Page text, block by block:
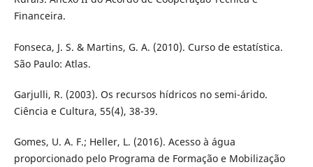
Financeira.
Fonseca, J. S. & Martins, G. A. (2010). Curso de estatística.
São Paulo: Atlas.
Garjulli, R. (2003). Os recursos hídricos no semi-árido.
Ciência e Cultura, 55(4), 38-39.
Gomes, U. A. F.; Heller, L. (2016). Acesso à água
proporcionado pelo Programa de Formação e Mobilização